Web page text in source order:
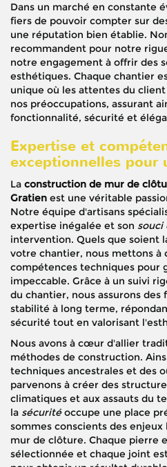
Dans un marché en constante
fiers de pouvoir compter sur
une réputation bien établie.
recommandent pour notre
notre engagement à offrir des
esthétiques. Chaque chantier
unique où les attentes du
nos préoccupations, assurant
fonctionnalité, sécurité et
Expertise et
exceptionnelles pour
La construction de mur de
Gratien est une véritable
Notre équipe d'artisans
expertise inégalée et son souci
intervention. Quels que soient
votre chantier, nous mettons
compétences techniques pour
impeccable. Grâce à un suivi
du chantier, nous assurons
stabilité à long terme,
sécurité tout en valorisant
Nous avons à cœur d'allier
méthodes de construction.
techniques ancestrales et des
parvenons à créer des
climatiques et aux assauts du
la sécuritéoccupe une place
sommes conscients des
mur de clôture. Chaque pierre
sélectionnée et chaque joint